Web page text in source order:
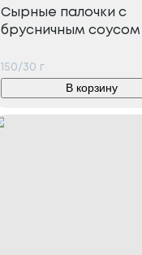
Сырные палочки с
брусничным соусом
150/30 г
В корзину